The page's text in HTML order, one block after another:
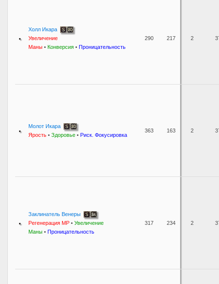
Холл Икара
Увеличение
Маны • Конверсия • Проницательность
290 217 2
Молот Икара
Ярость • Здоровье • Риск. Фокусировка
363 163 2
Заклинатель Венеры
Регенерация МР • Увеличение
Маны • Проницательность
317 234 2